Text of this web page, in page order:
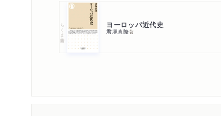
ちくま新書 ヨーロッパ近代史
君塚直隆著